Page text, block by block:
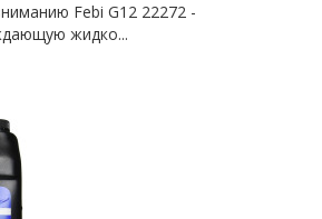
Febi G12 22272 -
жидко...